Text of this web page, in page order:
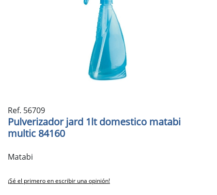
Ref. 56709
Pulverizador jard 1lt domestico matabi
multic 84160
Matabi
¡Sé el primero en escribir una opinión!